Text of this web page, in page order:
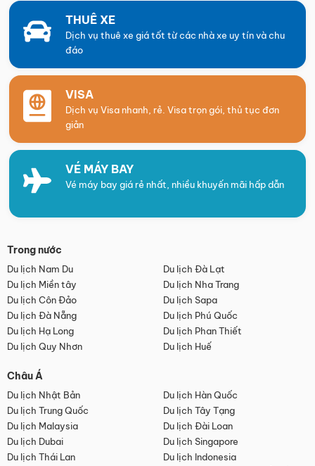
THUÊ XE
Dịch vụ thuê xe giá tốt từ các nhà xe uy tín và chu
đáo
VISA
Dịch vụ Visa nhanh, rẻ. Visa trọn gói, thủ tục đơn
giản
VÉ MÁY BAY
Vé máy bay giá rẻ nhất, nhiều khuyến mãi hấp dẫn
Trong nước
Du lịch Nam Du
Du lịch Đà Lạt
Du lịch Miền tây
Du lịch Nha Trang
Du lịch Côn Đảo
Du lịch Sapa
Du lịch Đà Nẵng
Du lịch Phú Quốc
Du lịch Hạ Long
Du lịch Phan Thiết
Du lịch Quy Nhơn
Du lịch Huế
Châu Á
Du lịch Nhật Bản
Du lịch Hàn Quốc
Du lịch Trung Quốc
Du lịch Tây Tạng
Du lịch Malaysia
Du lịch Đài Loan
Du lịch Dubai
Du lịch Singapore
Du lịch Thái Lan
Du lịch Indonesia